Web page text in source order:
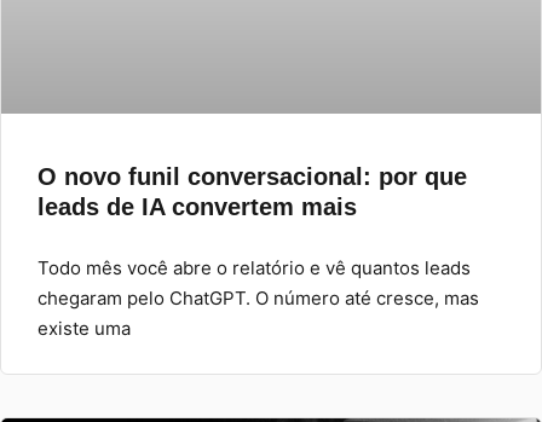
O novo funil conversacional: por que
leads de IA convertem mais
Todo mês você abre o relatório e vê quantos leads
chegaram pelo ChatGPT. O número até cresce, mas
existe uma